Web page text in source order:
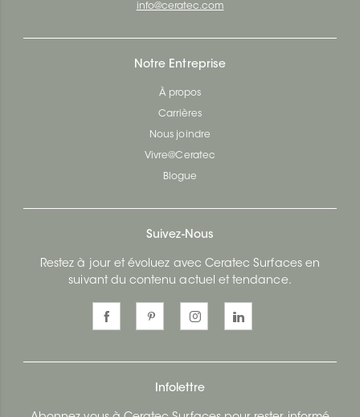
info@ceratec.com
Notre Entreprise
À propos
Carrières
Nous joindre
Vivre@Ceratec
Blogue
Suivez-Nous
Restez à jour et évoluez avec Ceratec Surfaces en
suivant du contenu actuel et tendance.
Infolettre